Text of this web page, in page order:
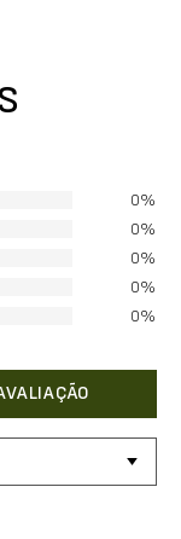
0%
0%
0%
0%
0%